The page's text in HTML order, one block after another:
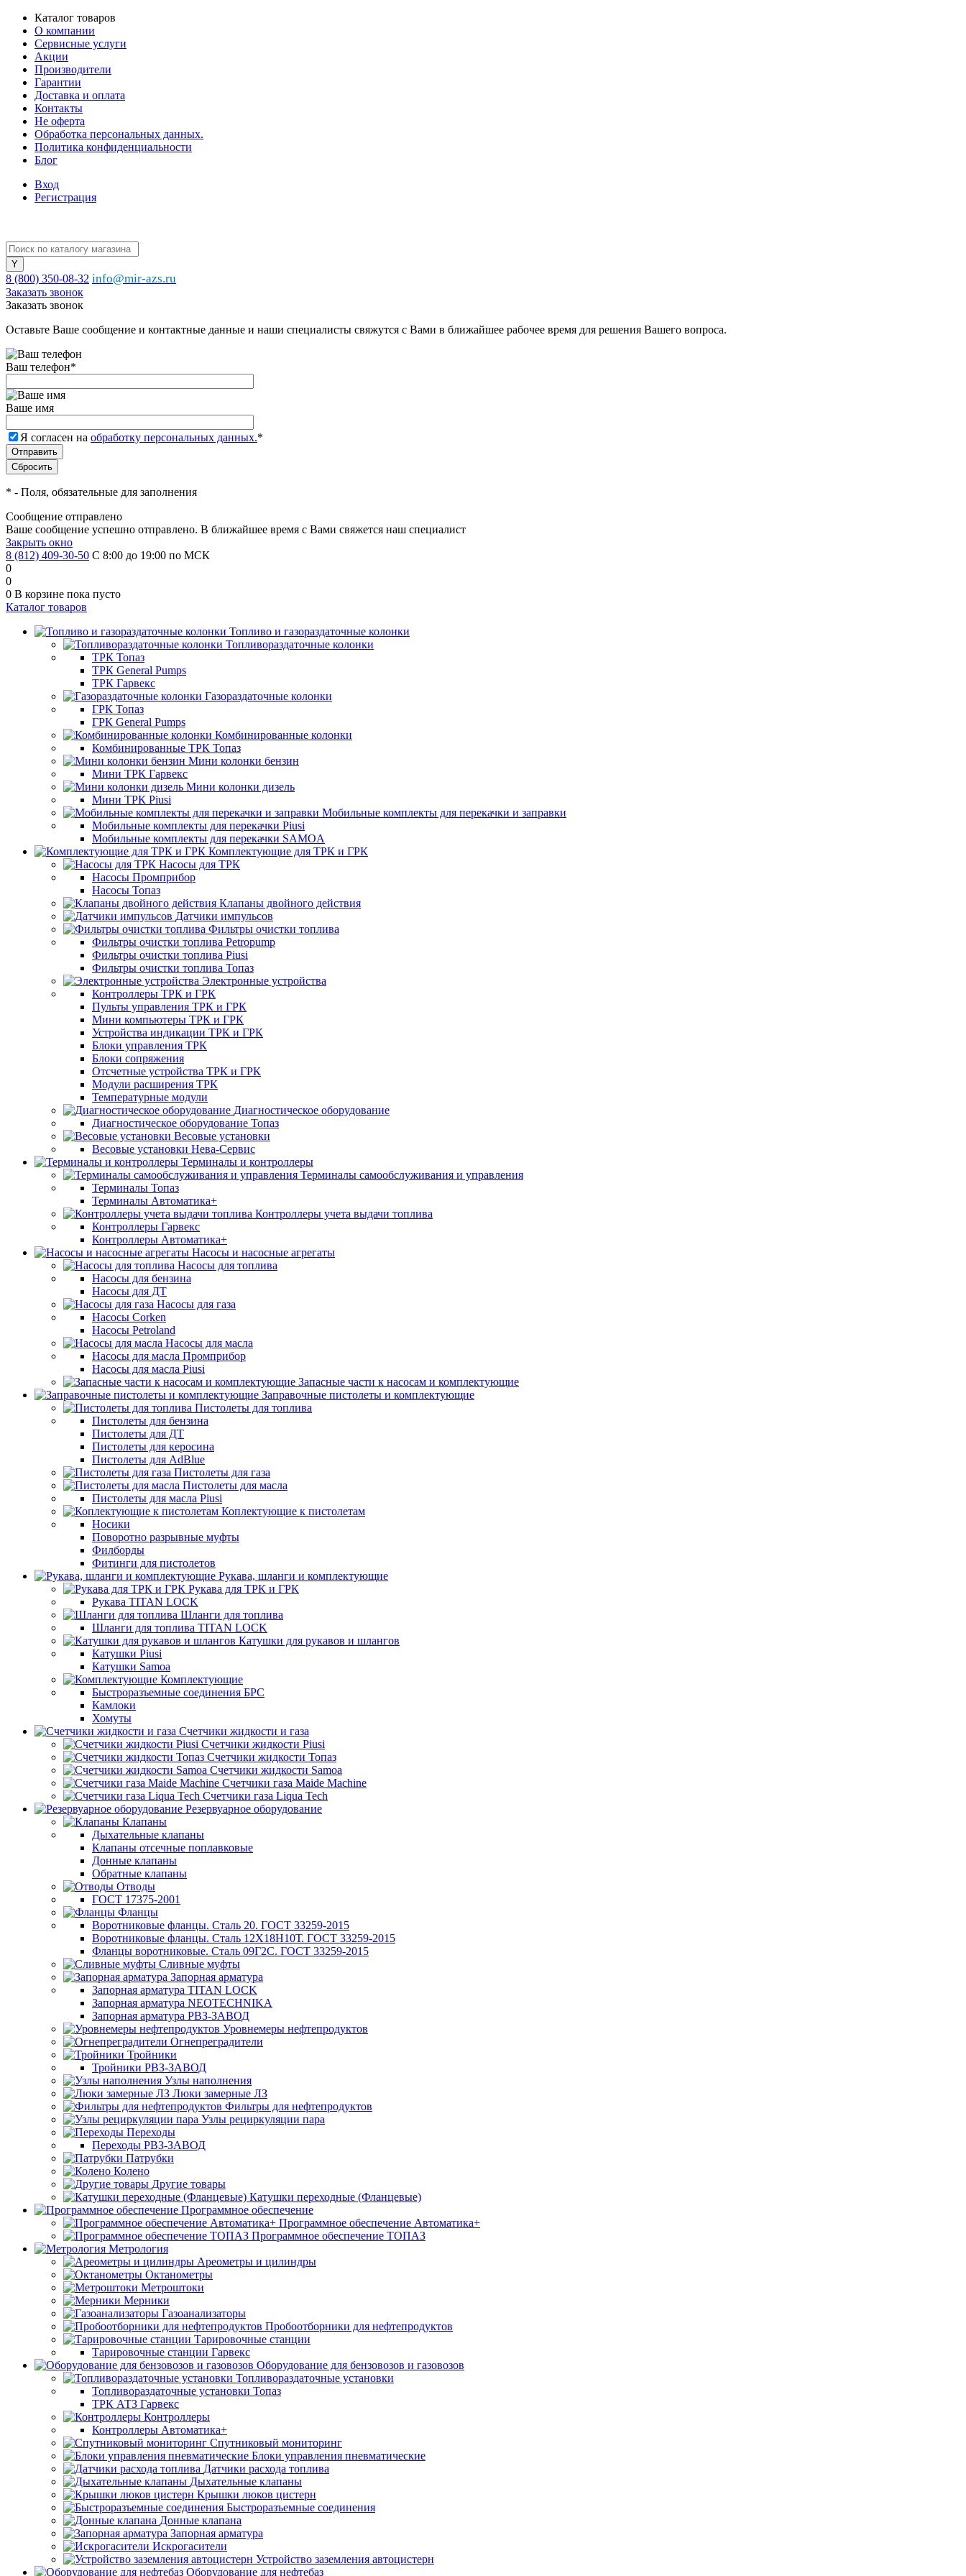
Каталог товаров
О компании
Сервисные услуги
Акции
Производители
Гарантии
Доставка и оплата
Контакты
Не оферта
Обработка персональных данных.
Политика конфиденциальности
Блог
Вход
Регистрация
8 (800) 350-08-32 info@mir-azs.ru
Заказать звонок
Заказать звонок
Оставьте Ваше сообщение и контактные данные и наши специалисты свяжутся с Вами в ближайшее рабочее время для решения Вашего вопроса.
Ваш телефон*
Ваше имя
Я согласен на обработку персональных данных.*
* - Поля, обязательные для заполнения
Сообщение отправлено
Ваше сообщение успешно отправлено. В ближайшее время с Вами свяжется наш специалист
Закрыть окно
8 (812) 409-30-50 С 8:00 до 19:00 по МСК
0
0
0 В корзине пока пусто
Каталог товаров
Топливо и газораздаточные колонки
Топливораздаточные колонки
ТРК Топаз
ТРК General Pumps
ТРК Гарвекс
Газораздаточные колонки
ГРК Топаз
ГРК General Pumps
Комбинированные колонки
Комбинированные ТРК Топаз
Мини колонки бензин
Мини ТРК Гарвекс
Мини колонки дизель
Мини ТРК Piusi
Мобильные комплекты для перекачки и заправки
Мобильные комплекты для перекачки Piusi
Мобильные комплекты для перекачки SAMOA
Комплектующие для ТРК и ГРК
Насосы для ТРК
Насосы Промприбор
Насосы Топаз
Клапаны двойного действия
Датчики импульсов
Фильтры очистки топлива
Фильтры очистки топлива Petropump
Фильтры очистки топлива Piusi
Фильтры очистки топлива Топаз
Электронные устройства
Контроллеры ТРК и ГРК
Пульты управления ТРК и ГРК
Мини компьютеры ТРК и ГРК
Устройства индикации ТРК и ГРК
Блоки управления ТРК
Блоки сопряжения
Отсчетные устройства ТРК и ГРК
Модули расширения ТРК
Температурные модули
Диагностическое оборудование
Диагностическое оборудование Топаз
Весовые установки
Весовые установки Нева-Сервис
Терминалы и контроллеры
Терминалы самообслуживания и управления
Терминалы Топаз
Терминалы Автоматика+
Контроллеры учета выдачи топлива
Контроллеры Гарвекс
Контроллеры Автоматика+
Насосы и насосные агрегаты
Насосы для топлива
Насосы для бензина
Насосы для ДТ
Насосы для газа
Насосы Corken
Насосы Petroland
Насосы для масла
Насосы для масла Промприбор
Насосы для масла Piusi
Запасные части к насосам и комплектующие
Заправочные пистолеты и комплектующие
Пистолеты для топлива
Пистолеты для бензина
Пистолеты для ДТ
Пистолеты для керосина
Пистолеты для AdBlue
Пистолеты для газа
Пистолеты для масла
Пистолеты для масла Piusi
Коплектующие к пистолетам
Носики
Поворотно разрывные муфты
Филборды
Фитинги для пистолетов
Рукава, шланги и комплектующие
Рукава для ТРК и ГРК
Рукава TITAN LOCK
Шланги для топлива
Шланги для топлива TITAN LOCK
Катушки для рукавов и шлангов
Катушки Piusi
Катушки Samoa
Комплектующие
Быстроразъемные соединения БРС
Камлоки
Хомуты
Счетчики жидкости и газа
Счетчики жидкости Piusi
Счетчики жидкости Топаз
Счетчики жидкости Samoa
Счетчики газа Maide Machine
Счетчики газа Liqua Tech
Резервуарное оборудование
Клапаны
Дыхательные клапаны
Клапаны отсечные поплавковые
Донные клапаны
Обратные клапаны
Отводы
ГОСТ 17375-2001
Фланцы
Воротниковые фланцы. Сталь 20. ГОСТ 33259-2015
Воротниковые фланцы. Сталь 12Х18Н10Т. ГОСТ 33259-2015
Фланцы воротниковые. Сталь 09Г2С. ГОСТ 33259-2015
Сливные муфты
Запорная арматура
Запорная арматура TITAN LOCK
Запорная арматура NEOTECHNIKA
Запорная арматура РВЗ-ЗАВОД
Уровнемеры нефтепродуктов
Огнепреградители
Тройники
Тройники РВЗ-ЗАВОД
Узлы наполнения
Люки замерные ЛЗ
Фильтры для нефтепродуктов
Узлы рециркуляции пара
Переходы
Переходы РВЗ-ЗАВОД
Патрубки
Колено
Другие товары
Катушки переходные (Фланцевые)
Программное обеспечение
Программное обеспечение Автоматика+
Программное обеспечение ТОПАЗ
Метрология
Ареометры и цилиндры
Октанометры
Метроштоки
Мерники
Газоанализаторы
Пробоотборники для нефтепродуктов
Тарировочные станции
Тарировочные станции Гарвекс
Оборудование для бензовозов и газовозов
Топливораздаточные установки
Топливораздаточные установки Топаз
ТРК АТЗ Гарвекс
Контроллеры
Контроллеры Автоматика+
Спутниковый мониторинг
Блоки управления пневматические
Датчики расхода топлива
Дыхательные клапаны
Крышки люков цистерн
Быстроразъемные соединения
Донные клапана
Запорная арматура
Искрогасители
Устройство заземления автоцистерн
Оборудование для нефтебаз